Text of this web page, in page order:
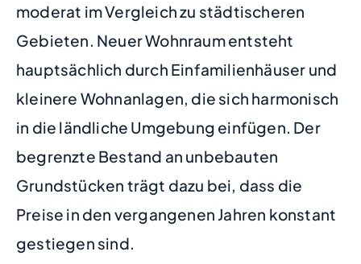
moderat im Vergleich zu städtischeren
Gebieten. Neuer Wohnraum entsteht
hauptsächlich durch Einfamilienhäuser und
kleinere Wohnanlagen, die sich harmonisch
in die ländliche Umgebung einfügen. Der
begrenzte Bestand an unbebauten
Grundstücken trägt dazu bei, dass die
Preise in den vergangenen Jahren konstant
gestiegen sind.